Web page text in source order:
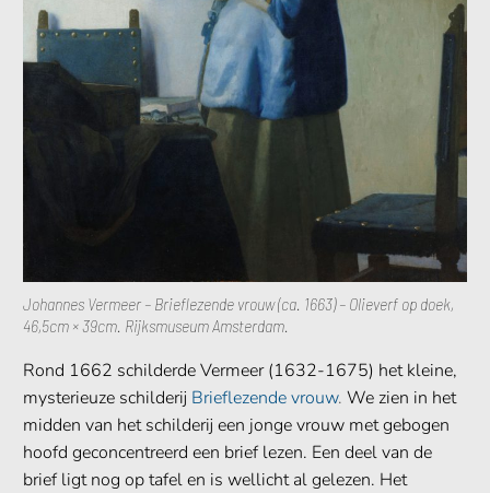
Johannes Vermeer – Brieflezende vrouw (ca. 1663) – Olieverf op doek,
46,5cm × 39cm. Rijksmuseum Amsterdam.
Rond 1662 schilderde Vermeer (1632-1675) het kleine,
mysterieuze schilderij Brieflezende vrouw. We zien in het
midden van het schilderij een jonge vrouw met gebogen
hoofd geconcentreerd een brief lezen. Een deel van de
brief ligt nog op tafel en is wellicht al gelezen. Het